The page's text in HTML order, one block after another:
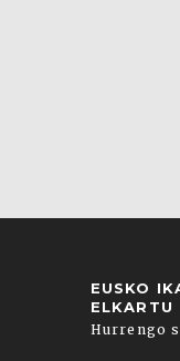
EUSKO
ELKARTU
Hurrengo